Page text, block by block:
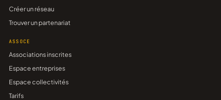
Créer un réseau
Trouver un partenariat
ASSOCE
Associations inscrites
Espace entreprises
Espace collectivités
Tarifs